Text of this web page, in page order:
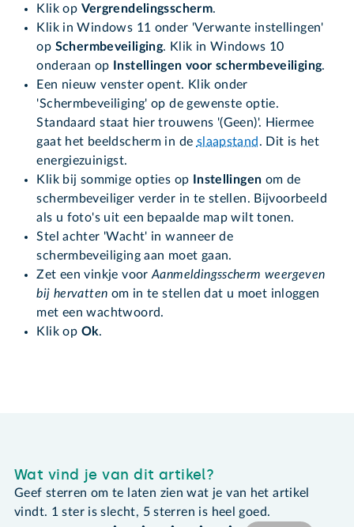
Klik op Vergrendelingsscherm.
Klik in Windows 11 onder 'Verwante instellingen'
op Schermbeveiliging. Klik in Windows 10
onderaan op
Instellingen voor schermbeveiliging.
Een nieuw venster opent. Klik onder
'Schermbeveiliging' op de gewenste optie.
Standaard staat hier trouwens '(Geen)'. Hiermee
gaat het beeldscherm in de slaapstand . Dit is het
energiezuinigst.
Klik bij sommige opties op
Instellingen om de
schermbeveiliger verder in te stellen. Bijvoorbeeld
als u foto's uit een bepaalde map wilt tonen.
Stel achter 'Wacht' in wanneer de
schermbeveiliging aan moet gaan.
Zet een vinkje voorAanmeldingsscherm weergeven
bij hervatten om in te stellen dat u moet inloggen
met een wachtwoord.
Klik op Ok.
Wat vind je van dit artikel?
Geef sterren om te laten zien wat je van het artikel
vindt. 1 ster is slecht, 5 sterren is heel goed.